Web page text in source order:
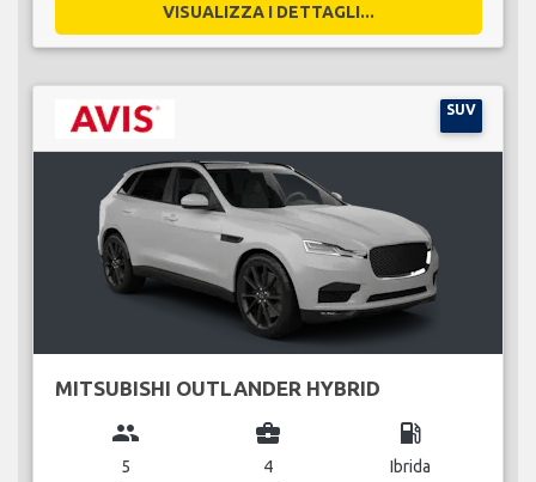
VISUALIZZA I DETTAGLI...
SUV
MITSUBISHI OUTLANDER HYBRID
group
5
business_center
4
local_gas_station
Ibrida